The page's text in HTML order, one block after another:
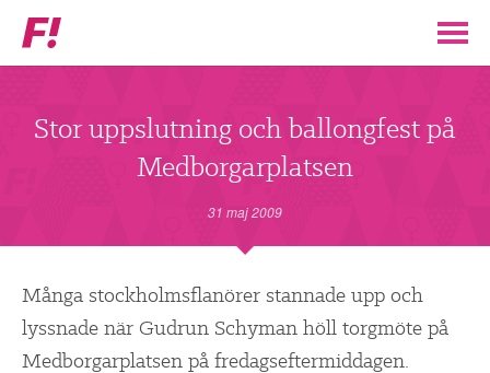
Feministiskt
initiativ
ENGAGERA DIG I F! ▼
ENAD RÖST
Stor uppslutning och ballongfest på
Medborgarplatsen
31 maj 2009
Många stockholmsflanörer stannade upp och
lyssnade när Gudrun Schyman höll torgmöte på
Medborgarplatsen på fredagseftermiddagen.